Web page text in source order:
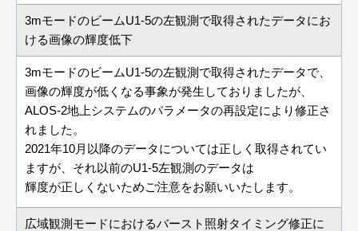
3mモードのビームU1-5の左観測で取得されたデータにお
ける画像の輝度低下
3mモードのビームU1-5の左観測で取得されたデータで、
画像の輝度が低くなる事象が発生しておりましたが、
ALOS-2地上システムのパラメータの再設定により修正さ
れました。
2021年10月以降のデータについては正しく取得されてい
ますが、それ以前のU1-5左観測のデータは
輝度が正しくないためご注意をお願いいたします。
広域観測モードにおけるバースト照射タイミング修正に